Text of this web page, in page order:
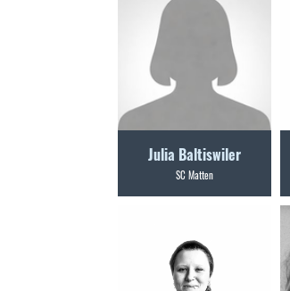
Julia Baltiswiler
SC Matten